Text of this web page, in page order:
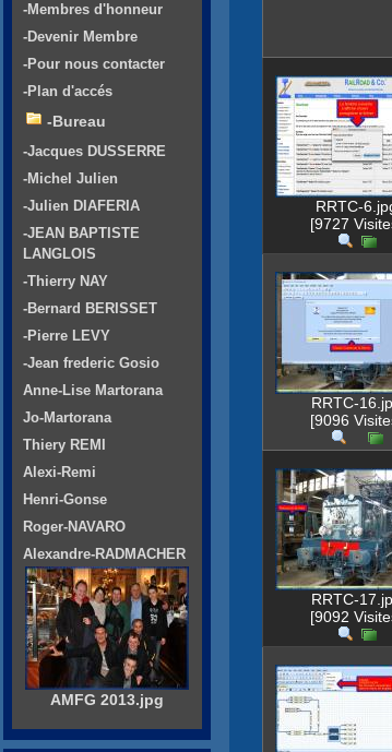
RRTC-
[9727
RRTC-
[9096
RRTC-
[9092
-Membres d'honneur
-Devenir Membre
-Pour nous contacter
-Plan d'accés
-Bureau
-Jacques DUSSERRE
-Michel Julien
-Julien DIAFERIA
-JEAN BAPTISTE
LANGLOIS
-Thierry NAY
-Bernard BERISSET
-Pierre LEVY
-Jean frederic Gosio
Anne-Lise Martorana
Jo-Martorana
Thiery REMI
Alexi-Remi
Henri-Gonse
Roger-NAVARO
Alexandre-RADMACHER
AMFG 2013.jpg